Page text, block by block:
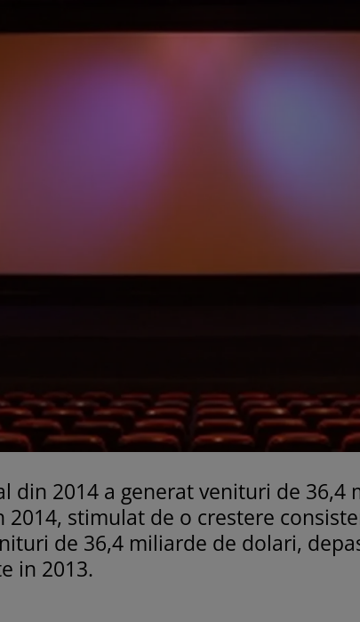
din 2014 a generat venituri de 36,4
stimulat de o crestere
de 36,4 miliarde de dolari,
in 2013.